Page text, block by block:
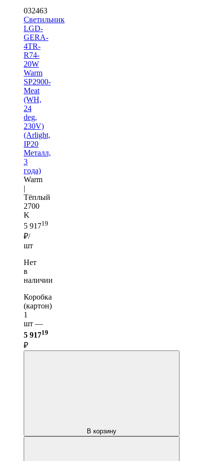
032463
Светильник
LGD-
GERA-
4TR-
R74-
20W
Warm
SP2900-
Meat
(WH,
24
deg,
230V)
(Arlight,
IP20
Металл,
3
года)
Warm
|
Тёплый
2700
K
5 91719
₽/
шт
Нет
в
наличии
Коробка
(картон)
1
шт —
5 91719
₽
В корзину